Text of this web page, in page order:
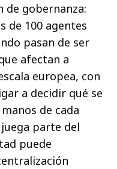
de gobernanza:
de 100 agentes
pasan de ser
afectan a
europea, con
a decidir qué se
de cada
parte del
puede